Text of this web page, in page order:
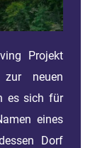
Projekt
zur neuen
es sich für
eines
Dorf